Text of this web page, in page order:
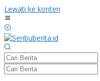
Lewati ke konten